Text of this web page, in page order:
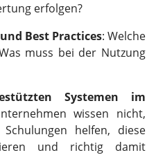
erfolgen?
Best Practices: Welche
muss bei der Nutzung
Systemen im
wissen nicht,
helfen, diese
und richtig damit